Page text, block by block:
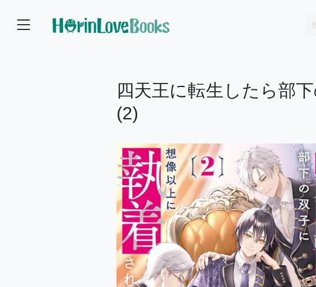
四天王に転生したら部
(2)